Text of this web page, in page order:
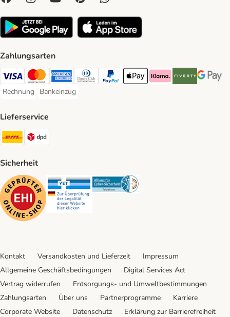
Zahlungsarten
Visa Payment Method
Mastercard Payment Method
American Express Payment Method
Diners Club Payment Method
PayPal Payment Method
Apple Pay Payment Method
Klarna Payment Method
Riverty Payment
Google
Rechnung
Rechnung Payment Method
Bankeinzug
Bankeinzug Payment Method
Lieferservice
DHL Shipping Method
Sicherheit
Security Security Security
Kontakt Versandkosten und Lieferzeit
Impressum
Allgemeine Geschäftsbedingungen
Digital Services Act
Vertrag widerrufen
Entsorgungs- und Umweltbestimmungen
Zahlungsarten
Über uns Partnerprogramme
Karriere
Corporate Website
Datenschutz Erklärung zur Barrierefreiheit